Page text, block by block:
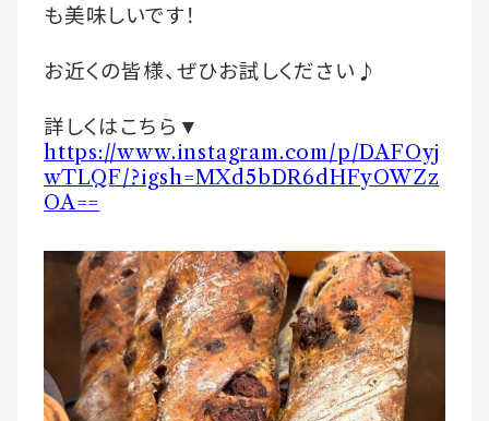
も美味しいです！
お近くの皆様、ぜひお試しください♪
詳しくはこちら ▼
https://www.instagram.com/p/DAFOyj
wTLQF/?igsh=MXd5bDR6dHFyOWZz
OA==